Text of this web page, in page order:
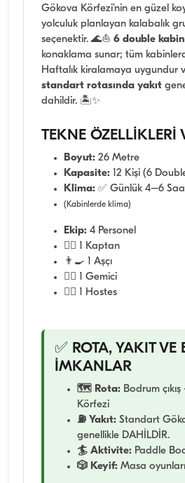
Gökova Körfezi’nin en güzel
yolculuk planlayan kalabalık
seçenektir. 🌊⛵ 6 double kabin
konaklama sunar; tüm
Haftalık kiralamaya uygundur
standart rotasında yakıt
dahildir. 🏝️✨
TEKNE ÖZELLİKLERİ
Boyut: 26 Metre
Kapasite: 12 Kişi (6
Klima: ✅ Günlük 4–6
(Kabinlerde klima)
Ekip: 4 Personel
👨‍✈️ 1 Kaptan
👨‍🍳 1 Aşçı
🧑‍✈️ 1 Gemici
👩‍✈️ 1 Hostes
✅ ROTA, YAKIT VE
İMKANLAR
🗺️ Rota: Bodrum
Körfezi
⛽ Yakıt: Standart
genellikle DAHİLDİR.
🏄 Aktivite: Paddle
🎲 Keyif: Masa oyunları